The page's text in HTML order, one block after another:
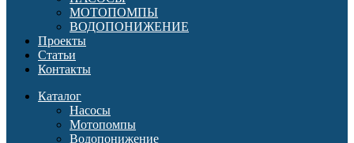
МОТОПОМПЫ
ВОДОПОНИЖЕНИЕ
Проекты
Статьи
Контакты
Каталог
Насосы
Мотопомпы
Водопонижение